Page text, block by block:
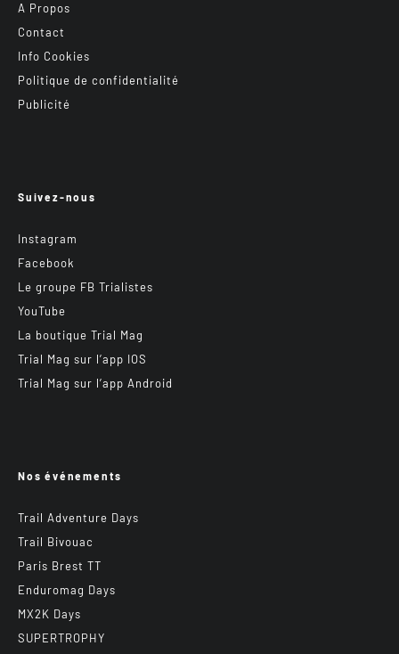
A Propos
Contact
Info Cookies
Politique de confidentialité
Publicité
Suivez-nous
Instagram
Facebook
Le groupe FB Trialistes
YouTube
La boutique Trial Mag
Trial Mag sur l’app IOS
Trial Mag sur l’app Android
Nos événements
Trail Adventure Days
Trail Bivouac
Paris Brest TT
Enduromag Days
MX2K Days
SUPERTROPHY